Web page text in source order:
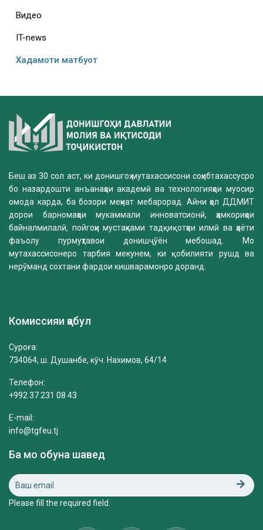
Видео
IT-news
Хадамоти матбуот
Беш аз 30 сол аст, ки донишгоҳ мутахассисони соҳибтахассусро
бо назардошти анъанаҳои академӣ ва технологияҳои муосир
омода карда, ба бозори меҳнат мебарорад. Айни ҳол ДДМИТ
дорои барномаҳои мукаммали инноватсионӣ, ҳамкориҳои
байналмилалӣ, пойгоҳи мустаҳками тадқиқотҳои илмӣ ва ҳаёти
фаъолу пурмуҳтавои донишҷӯён мебошад. Мо
мутахассисонеро тарбия мекунем, ки қобилияти рушд ва
нерӯманд сохтани фардои кишварамонро доранд.
Комиссияи қабул
Суроға:
734064, ш. Душанбе, кӯч. Нахимов, 64/14
Телефон:
+992 37 231 08 43
E-mail:
info@tgfeu.tj
Ба мо обуна шавед
Please fill the required field.